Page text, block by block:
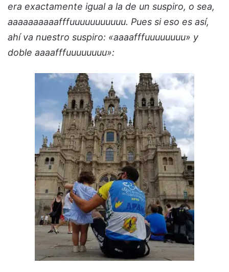
era exactamente igual a la de un suspiro, o sea,
aaaaaaaaaafffuuuuuuuuuuu. Pues si eso es así,
ahí va nuestro suspiro: «aaaafffuuuuuuuu» y
doble aaaafffuuuuuuuu»: